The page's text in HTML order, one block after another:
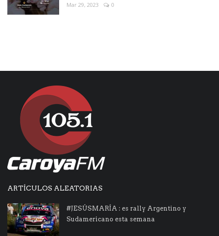
Mar 29, 2023 0
ARTÍCULOS ALEATORIAS
#JESÚSMARÍA : es rally Argentino y
Sudamericano esta semana